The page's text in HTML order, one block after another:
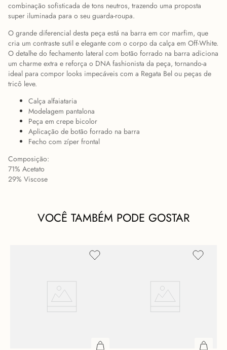
combinação sofisticada de tons neutros, trazendo uma proposta
super iluminada para o seu guarda-roupa.
O grande diferencial desta peça está na barra em cor marfim, que
cria um contraste sutil e elegante com o corpo da calça em Off-White.
O detalhe do fechamento lateral com botão forrado na barra adiciona
um charme extra e reforça o DNA fashionista da peça, tornando-a
ideal para compor looks impecáveis com a Regata Bel ou peças de
tricô leve.
Calça alfaiataria
Modelagem pantalona
Peça em crepe bicolor
Aplicação de botão forrado na barra
Fecho com zíper frontal
Composição:
71% Acetato
29% Viscose
VOCÊ TAMBÉM PODE GOSTAR